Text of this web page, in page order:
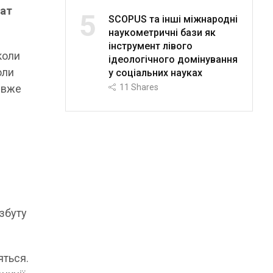
вже
5
SCOPUS та інші міжнародні
наукометричні бази як
інструмент лівого
ідеологічного домінування
у соціальних науках
11 Shares